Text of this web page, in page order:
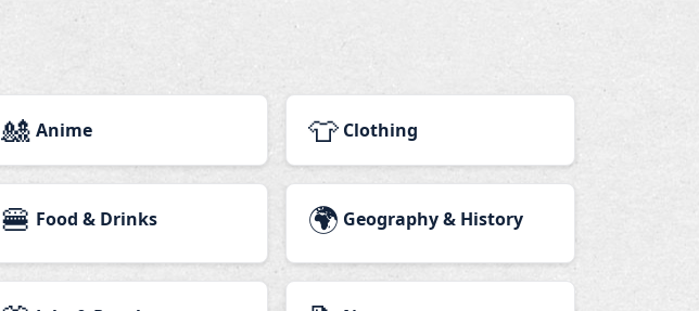
🎎 Anime 👕 Clothing
🍔 Food & Drinks 🌍 Geography & History